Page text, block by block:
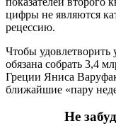
цифры не являются
рецессию.
Чтобы
обязана собрать 3,4
Греции Яниса
ближайшие «пару
Не